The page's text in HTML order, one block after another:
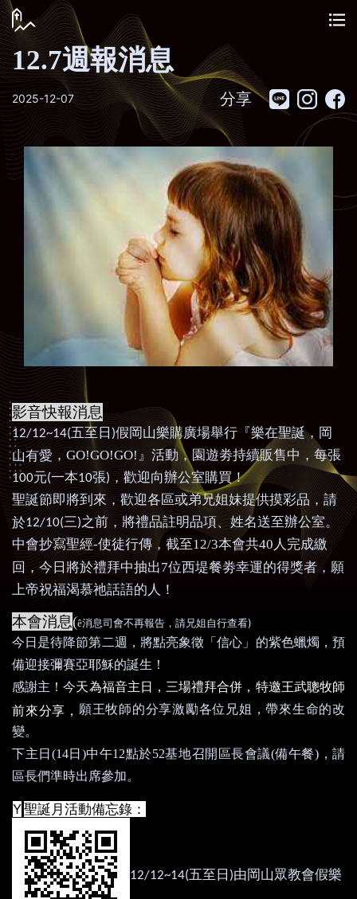
12.7週報消息
2025-12-07 分享
影音快報消息
12/12~14(五至日 )假岡山樂購廣場舉行『樂在聖誕，岡
山有愛 ，GO!GO!GO!』 活動，園遊劵持續販售中 ， 每張
100元(一本10張) ，歡迎向辦公室購買！
聖誕節即將到來，歡迎各區或弟兄姐妹提供摸彩品，請
於12/10(三)之前，將禮品註明品項、姓名送至辦公室。
中會抄寫聖經-使徒行傳，截至12/3本會共40人完成繳
回，今日將於禮拜中抽出7位西堤餐劵幸運的得獎者，願
上帝祝福渴慕祂話語的人！
本會消息(ê消息司會不再報告，請兄姐自行查看)
今日是待降節第二週，將點亮象徵「信心」的紫色蠟燭，預
備迎接彌賽亞耶穌的誕生！
感謝主 ！今天為福音主日，三場禮拜合併，特邀王武聰牧師
前來分享， 願王牧師的分享激勵各位兄姐，帶來生命的改
變。
下主日 (14日 )中午12點於52基地召開區長會議(備午餐)，請
區長們準時出席參加。
Y聖誕月活動備忘錄：
12/12~14(五至日 )由岡山眾教會假樂